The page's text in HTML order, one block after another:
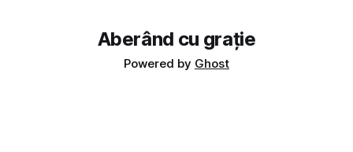
Aberând cu grație
Powered by Ghost